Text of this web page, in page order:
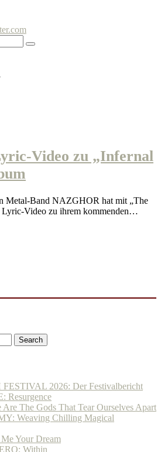
Video zu „Infernal
Metal-Band NAZGHOR hat mit „The
Lyric-Video zu ihrem kommenden…
Search
2026: Der Festivalbericht
Resurgence
The Gods That Tear Ourselves Apart
Weaving Chilling Magical
Your Dream
Within